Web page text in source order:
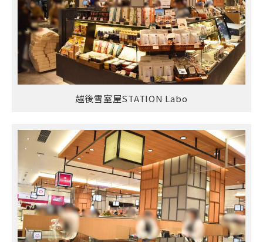
越後雪室屋STATION Labo